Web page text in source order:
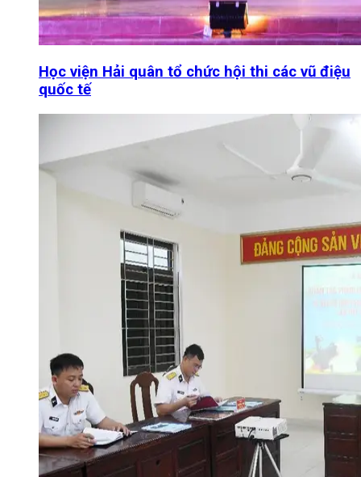
Học viện Hải quân tổ chức hội thi các vũ điệu
quốc tế